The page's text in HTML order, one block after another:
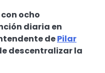
ocho
diaria en
dePilar
descentralizar la